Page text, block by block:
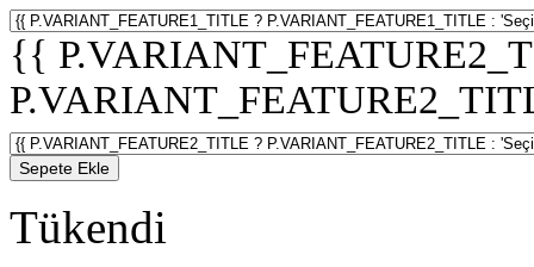
{{
Sepete Ekle
Tükendi